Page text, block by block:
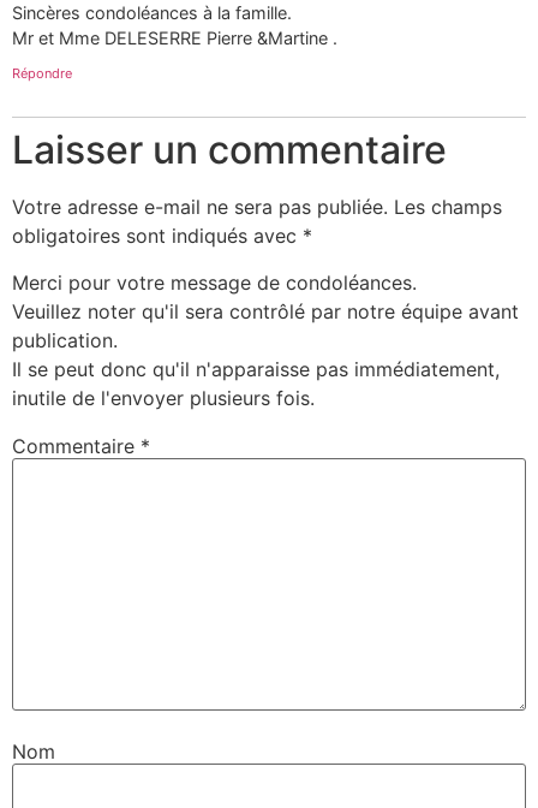
Sincères condoléances à la famille.
Mr et Mme DELESERRE Pierre &Martine .
Répondre
Laisser un commentaire
Votre adresse e-mail ne sera pas publiée. Les champs
obligatoires sont indiqués avec *
Merci pour votre message de condoléances.
Veuillez noter qu'il sera contrôlé par notre équipe avant
publication.
Il se peut donc qu'il n'apparaisse pas immédiatement,
inutile de l'envoyer plusieurs fois.
Commentaire *
Nom